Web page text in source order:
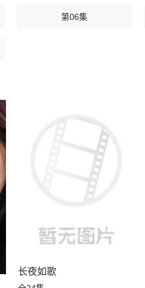
第06集
长夜如歌